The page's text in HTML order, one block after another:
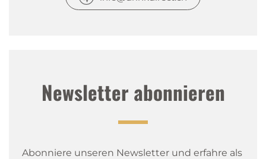
Newsletter abonnieren
Abonniere unseren Newsletter und erfahre als